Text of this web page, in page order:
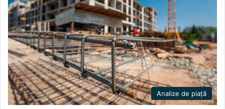
Analize de piață